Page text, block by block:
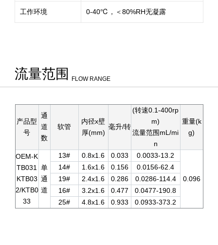
工作环境 0-40℃，＜80%RH无凝露
流量范围 FLOW RANGE
产品型
号
通
道
数
软管
内径x壁
厚(mm)
毫升/转
(转速0.1-400rp
m)
流量范围mL/mi
n
重量(k
g)
OEM-K
TB031
KTB03
2/KTB0
33
单
通
道
13# 0.8x1.6 0.033 0.0033-13.2
0.096
14# 1.6x1.6 0.156
0.0156-62.4
19#
2.4x1.6 0.286
0.0286-114.4
16#
3.2x1.6 0.477
0.0477-190.8
25#
4.8x1.6 0.933 0.0933-373.2